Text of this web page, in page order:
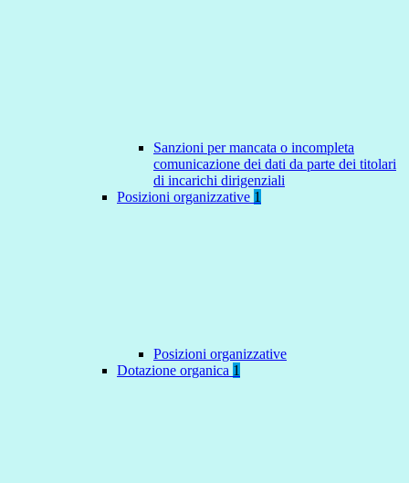
Sanzioni per mancata o incompleta
comunicazione dei dati da parte dei titolari
di incarichi dirigenziali
Posizioni organizzative 1
Posizioni organizzative
Dotazione organica 1